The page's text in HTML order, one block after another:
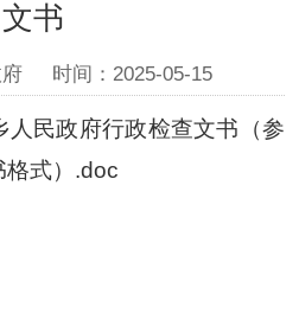
文书
时间：2025-05-15
人民政府行政检查文书（参
格式）.doc